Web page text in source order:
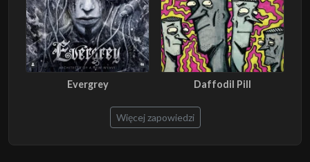
Evergrey Daffodil Pill
Więcej zapowiedzi